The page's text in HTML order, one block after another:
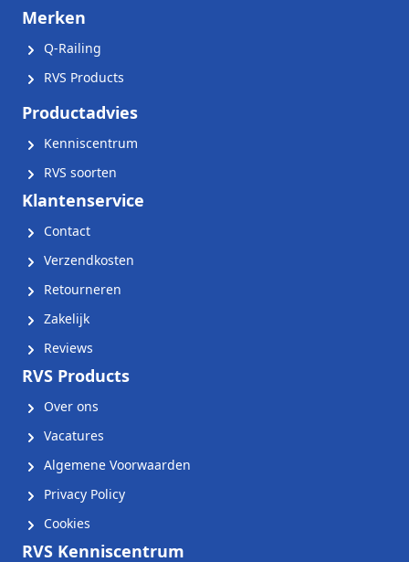
Merken
Q-Railing
RVS Products
Productadvies
Kenniscentrum
RVS soorten
Klantenservice
Contact
Verzendkosten
Retourneren
Zakelijk
Reviews
RVS Products
Over ons
Vacatures
Algemene Voorwaarden
Privacy Policy
Cookies
RVS Kenniscentrum